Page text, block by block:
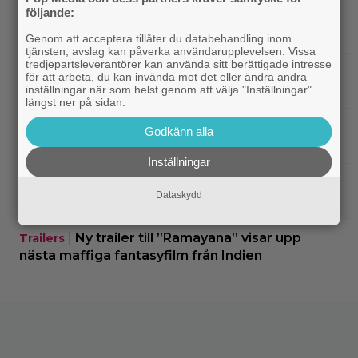
Casting|
Connor kan bli nye Cyclops
Bioaktuellt|Nya svenska filmen kallas ”årets
charmigaste komedi” – nu på bio
DC
Tidernas 30 bästa superhjältefilmer listade
– ”The Dark Knight” på plats 3
läste manus till ”The Odyssey”
Trailers
Ny trailer till ”Ramayana” visar upp
nästa maffiga fantasyfilm från Indien
följande:
Genom att acceptera tillåter du databehandling inom
tjänsten, avslag kan påverka användarupplevelsen. Vissa
tredjepartsleverantörer kan använda sitt berättigade intresse
för att arbeta, du kan invända mot det eller ändra andra
inställningar när som helst genom att välja "Inställningar"
längst ner på sidan.
Godkänn alla
Inställningar
Dataskydd